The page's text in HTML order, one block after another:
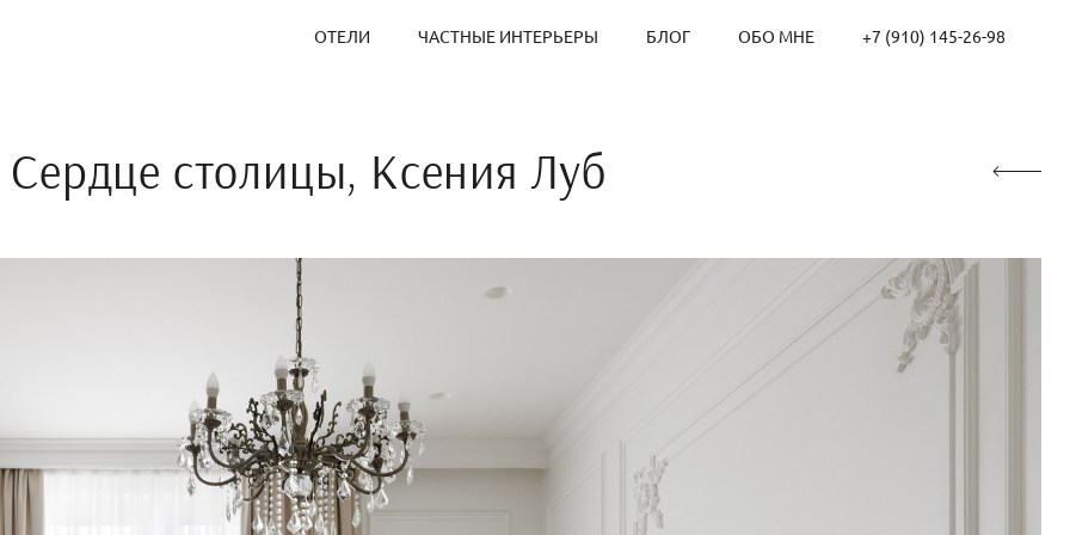
ОТЕЛИ ЧАСТНЫЕ ИНТЕРЬЕРЫ БЛОГ ОБО МНЕ +7 (910) 145-26-98
столицы, Ксения Луб